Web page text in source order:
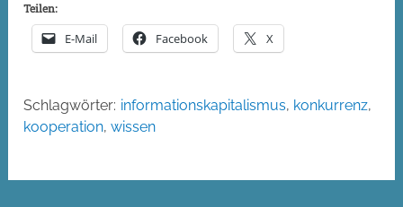
Teilen:
E-Mail Facebook X
Schlagwörter: informationskapitalismus, konkurrenz,
kooperation,wissen